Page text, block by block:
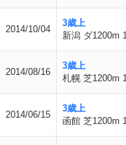
2014/10/04
3歳上
新潟 ダ1200m
2014/08/16
3歳上
札幌 芝1200m
2014/06/15
3歳上
函館 芝1200m